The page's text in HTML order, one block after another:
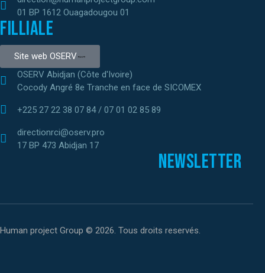
01 BP 1612 Ouagadougou 01
Filliale
Site web OSERV
OSERV Abidjan (Côte d'Ivoire)
Cocody Angré 8e Tranche en face de SICOMEX
+225 27 22 38 07 84 / 07 01 02 85 89
directionrci@oserv.pro
17 BP 473 Abidjan 17
Newsletter
Human project Group © 2026. Tous droits reservés.